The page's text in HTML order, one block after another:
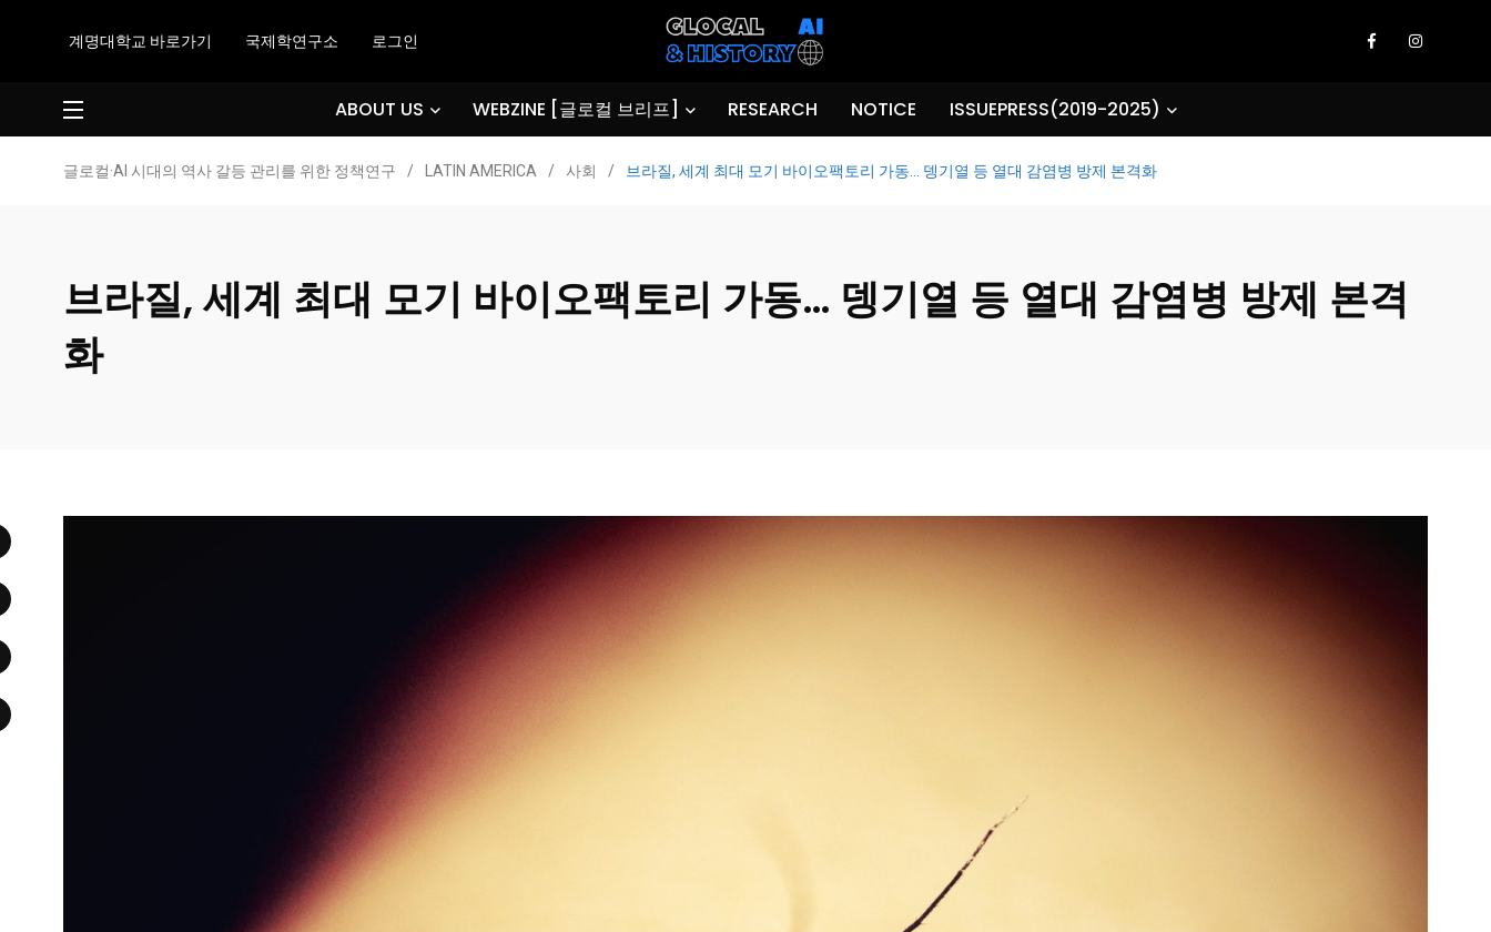
계명대학교 바로가기 국제학연구소 로그인
ABOUT US WEBZINE [글로컬 브리프] RESEARCH NOTICE ISSUEPRESS(2019-2025)
글로컬·AI 시대의 역사 갈등 관리를 위한 정책연구 / LATIN AMERICA / 사회 / 브라질, 세계 최대 모기 바이오팩토리 가동… 뎅기열 등 열대 감염병 방제 본격화
브라질, 세계 최대 모기 바이오팩토리 가동… 뎅기열 등 열대 감염병 방제 본격
화